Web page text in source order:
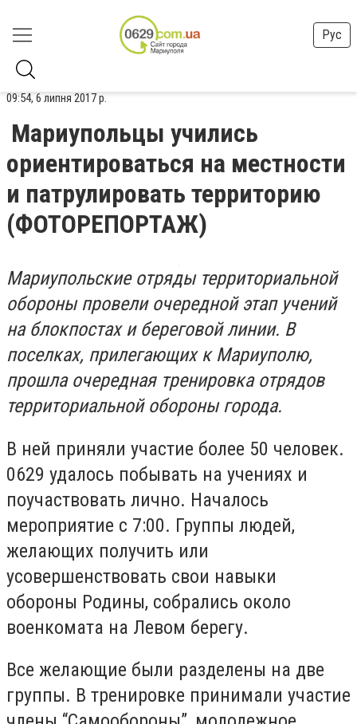
Рус
09:54, 6 липня 2017 р.
Мариупольцы учились
ориентироваться на местности
и патрулировать территорию
(ФОТОРЕПОРТАЖ)
Мариупольские отряды территориальной
обороны провели очередной этап учений
на блокпостах и береговой линии. В
поселках, прилегающих к Мариуполю,
прошла очередная тренировка отрядов
территориальной обороны города.
В ней приняли участие более 50 человек.
0629 удалось побывать на учениях и
поучаствовать лично. Началось
мероприятие с 7:00. Группы людей,
желающих получить или
усовершенствовать свои навыки
обороны Родины, собрались около
военкомата на Левом берегу.
Все желающие были разделены на две
группы. В тренировке принимали участие